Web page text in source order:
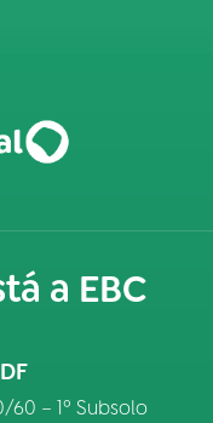
a EBC
60 – 1º Subsolo